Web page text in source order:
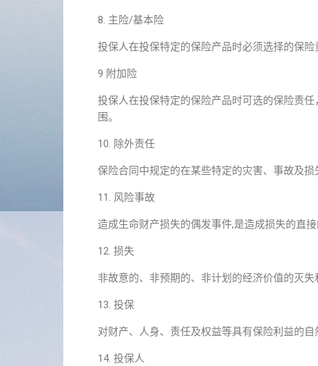
8. 主险/基本险
投保人在投保特定的保险产品时必须选择的保险
9 附加险
投保人在投保特定的保险产品时可选的保险责
围。
10. 除外责任
保险合同中规定的在某些特定的灾害、事故及
11. 风险事故
造成生命财产损失的偶发事件,是造成损失的直
12. 损失
非故意的、非预期的、非计划的经济价值的灭
13. 投保
对财产、人身、责任及权益等具有保险利益的
14. 投保人